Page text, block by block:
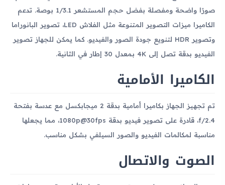
صورًا واضحة ومفصلة بفضل حجم المستشعر 1/3.1 بوصة. تدعم
الكاميرا ميزات التصوير المتنوعة مثل الفلاش LED، تصوير البانوراما
وتصوير HDR لتنويع جودة الصور والفيديو. كما يمكن للجهاز تصوير
الفيديو بدقة تصل إلى 4K بمعدل 30 إطار في الثانية.
الكاميرا الأمامية
تم تجهيز الجهاز بكاميرا أمامية بدقة 2 ميجابكسل مع عدسة بفتحة
f/2.4، قادرة على تصوير فيديو بدقة 1080p@30fps، مما يجعلها
مناسبة لمكالمات الفيديو والصور السيلفي بشكل مناسب.
الصوت والاتصال